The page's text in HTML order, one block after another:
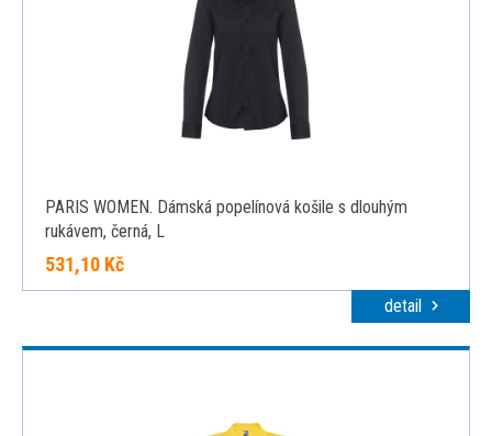
PARIS WOMEN. Dámská popelínová košile s dlouhým
rukávem, černá, L
531,10 Kč
detail